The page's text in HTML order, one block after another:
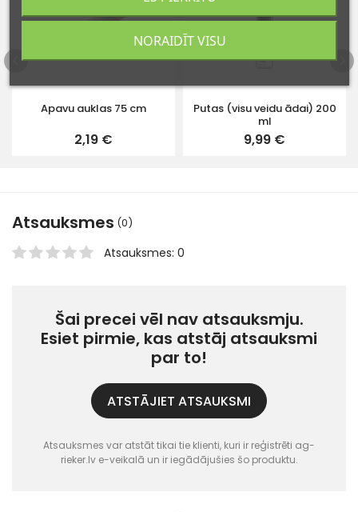
Apavu auklas 75 cm
2,19 €
Putas (visu veidu ādai) 200
ml
9,99 €
Atsauksmes (0)
Atsauksmes: 0
Šai precei vēl nav atsauksmju.
Esiet pirmie, kas atstāj atsauksmi
par to!
ATSTĀJIET ATSAUKSMI
Atsauksmes var atstāt tikai tie klienti, kuri ir reģistrēti ag-
rieker.lv e-veikalā un ir iegādājušies šo produktu.
NORAIDĪT VISU